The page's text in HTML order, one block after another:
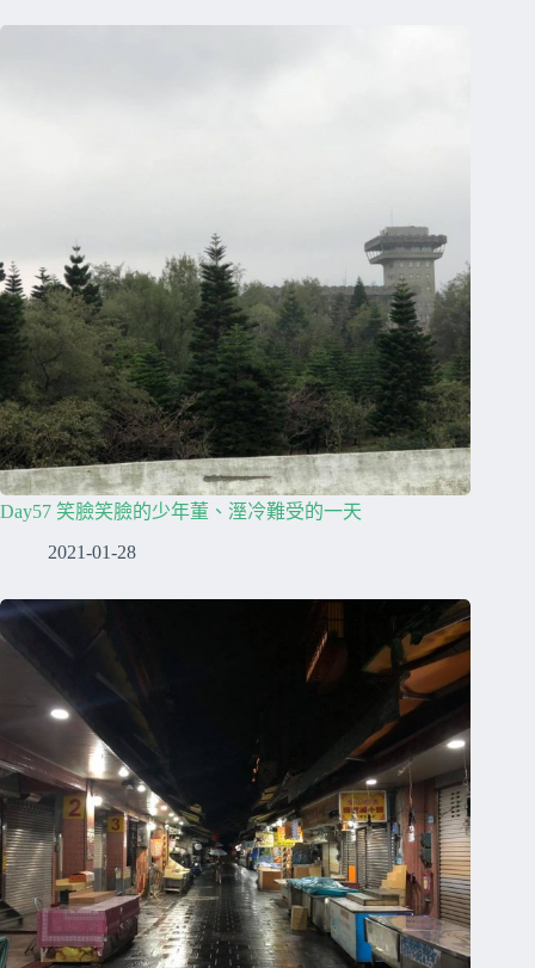
Day57 笑臉笑臉的少年董、溼冷難受的一天
2021-01-28